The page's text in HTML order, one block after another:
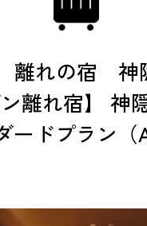
離れの宿 神
ン離れ宿】 神
ードプラン（